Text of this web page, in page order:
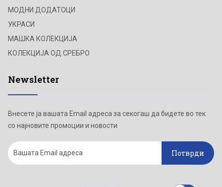
МОДНИ ДОДАТОЦИ
УКРАСИ
МАШКА КОЛЕКЦИЈА
КОЛЕКЦИЈА ОД СРЕБРО
Newsletter
Внесете ја вашата Email адреса за секогаш да бидете во тек
со најновите промоции и новости
Потврди